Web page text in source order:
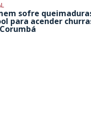
sofre
para acender